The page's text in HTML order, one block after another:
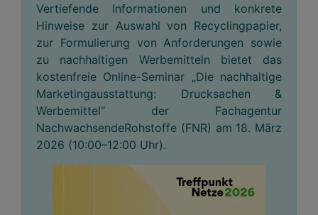
Vertiefende Informationen und konkrete
Hinweise zur Auswahl von Recyclingpapier,
zur Formulierung von Anforderungen sowie
zu nachhaltigen Werbemitteln bietet das
kostenfreie Online-Seminar „Die nachhaltige
Marketingausstattung: Drucksachen &
Werbemittel“ der Fachagentur
NachwachsendeRohstoffe (FNR) am 18. März
2026 (10:00–12:00 Uhr).